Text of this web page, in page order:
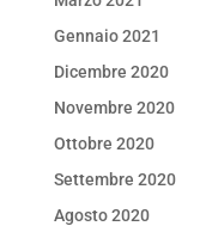
Gennaio 2021
Dicembre 2020
Novembre 2020
Ottobre 2020
Settembre 2020
Agosto 2020